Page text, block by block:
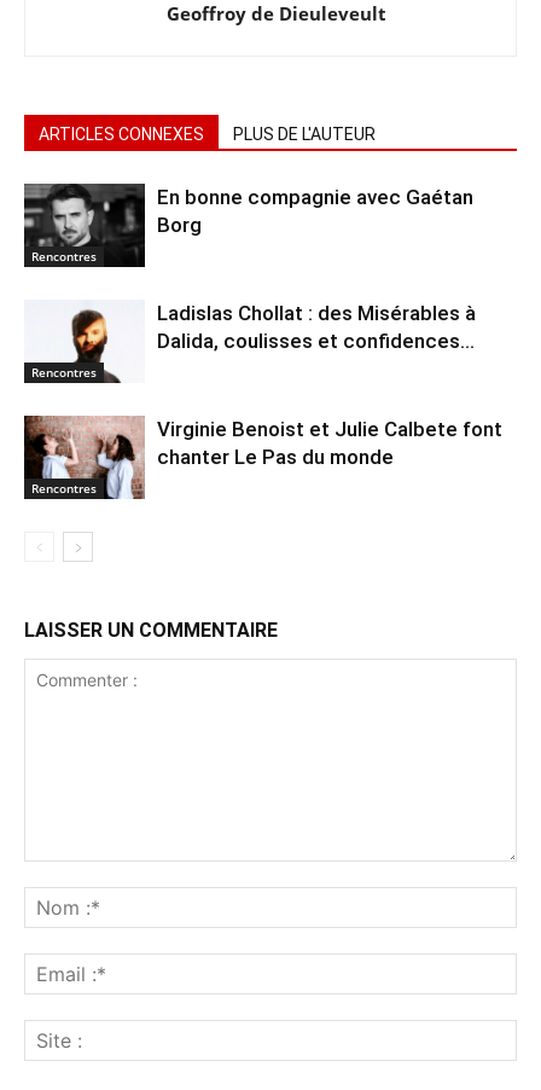
Geoffroy de Dieuleveult
ARTICLES CONNEXES PLUS DE L'AUTEUR
Rencontres
En bonne compagnie avec Gaétan
Borg
Rencontres
Ladislas Chollat : des Misérables à
Dalida, coulisses et confidences…
Rencontres
Virginie Benoist et Julie Calbete font
chanter Le Pas du monde
LAISSER UN COMMENTAIRE